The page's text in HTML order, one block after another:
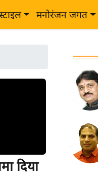
मनोरंजन जगत
दिया